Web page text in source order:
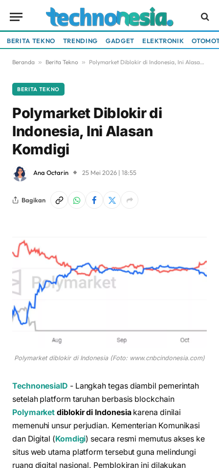
BERITA TEKNO TRENDING GADGET ELEKTRONIK
Beranda » Berita Tekno » Polymarket Diblokir di Indonesia, Ini Alasan Komdigi
BERITA TEKNO
Polymarket Diblokir di
Indonesia, Ini Alasan
Komdigi
Ana Octarin 25 Mei 2026 | 18:55
Bagikan
Polymarket diblokir di Indonesia (Foto: www.cnbcindonesia.com)
TechnonesiaID - Langkah tegas diambil pemerintah
setelah platform taruhan berbasis blockchain
Polymarket diblokir di Indonesiakarena dinilai
memenuhi unsur perjudian. Kementerian Komunikasi
dan Digital (Komdigi) secara resmi memutus akses ke
situs web utama platform tersebut guna melindungi
ruang digital nasional. Pemblokiran ini dilakukan